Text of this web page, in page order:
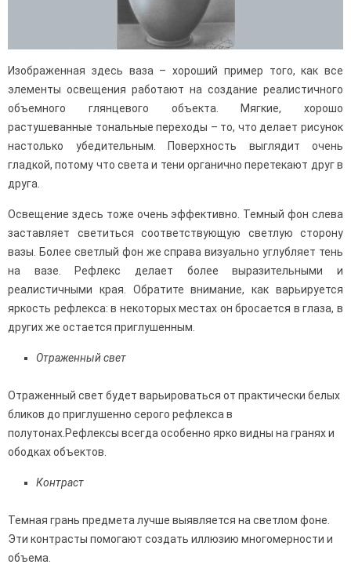
Изображенная здесь ваза – хороший пример того, как все
элементы освещения работают на создание реалистичного
объемного глянцевого объекта. Мягкие, хорошо
растушеванные тональные переходы – то, что делает рисунок
настолько убедительным. Поверхность выглядит очень
гладкой, потому что света и тени органично перетекают друг в
друга.
Освещение здесь тоже очень эффективно. Темный фон слева
заставляет светиться соответствующую светлую сторону
вазы. Более светлый фон же справа визуально углубляет тень
на вазе. Рефлекс делает более выразительными и
реалистичными края. Обратите внимание, как варьируется
яркость рефлекса: в некоторых местах он бросается в глаза, в
других же остается приглушенным.
Отраженный свет
Отраженный свет будет варьироваться от практически белых
бликов до приглушенно серого рефлекса в
полутонах.Рефлексы всегда особенно ярко видны на гранях и
ободках объектов.
Контраст
Темная грань предмета лучше выявляется на светлом фоне.
Эти контрасты помогают создать иллюзию многомерности и
объема.